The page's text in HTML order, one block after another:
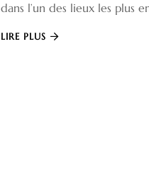
dans l’un des lieux les plus
LIRE PLUS